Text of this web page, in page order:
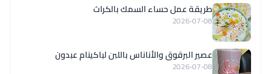
طريقة عمل حساء السمك بالكراث
2026-07-08
عصير البرقوق والأناناس باللبن لباكينام عبدون
2026-07-08